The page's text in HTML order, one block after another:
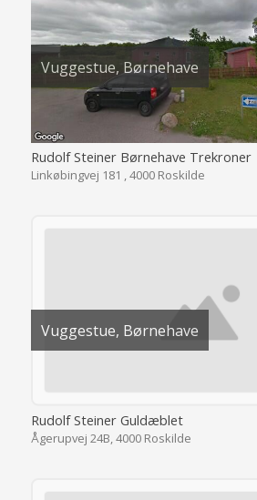
Vuggestue, Børnehave
Rudolf Steiner Børnehave Trekroner
Linkøbingvej 181 , 4000 Roskilde
Ågerupvej 24B, 4000 Roskilde